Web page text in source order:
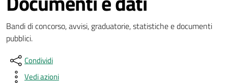
Bandi di concorso, avvisi, graduatorie, statistiche e documenti
pubblici.
Condividi
Vedi azioni